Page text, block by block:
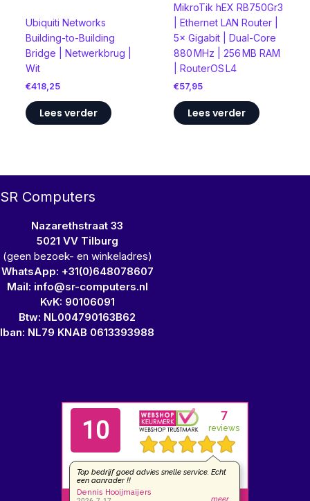
Ubiquiti Networks
Building-to-Building
Bridge | Netwerkbrug |
Wit
€418,25
Lees verder
MikroTik hEX RB750Gr3
| Ethernet LAN Router |
5× Gigabit | Dual-Core
880 MHz | 256 MB RAM
| RouterOS L4
€57,95
Lees verder
SR Computers
Nazarethstraat 33
5021 VV Tilburg
(geen bezoek- en winkeladres)
WhatsApp: +31(0)648078607
Mail: info@sr-computers.nl
KvK: 90106091
Btw: NL004790163B62
Iban: NL79 KNAB 0613393988